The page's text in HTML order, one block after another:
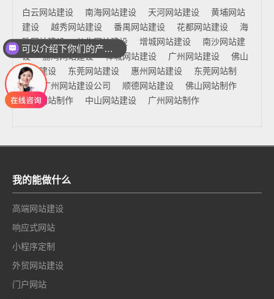
白云网站建设 南海网站建设 天河网站建设
黄埔网站
建设
越秀网站建设 番禺网站建设 花都网站建设
海
珠网站建设
从化网站建设 增城网站建设
南沙网站建
设
荔湾网站建设 禅城网站建设 广州网站建设
佛山
网站建设
东莞网站建设 惠州网站建设
东莞网站制
作
广州网站建设公司 顺德网站建设
佛山网站制作
花都网站制作
中山网站建设 广州网站制作
我的能做什么
高端网站建设
响应式网站
小程序定制
外贸网站建设
门户网站